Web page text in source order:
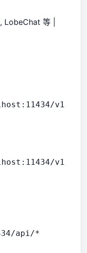
LobeChat 等 |
v1
v1
api/*